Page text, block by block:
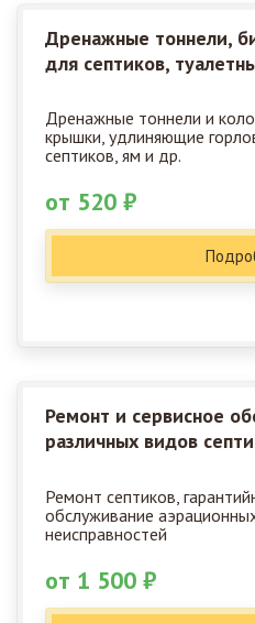
Дренажные тоннели,
для септиков,
Дренажные тоннели и
крышки, удлиняющие
септиков, ям и др.
от 520 ₽
Ремонт и сервисное
различных видов
Ремонт септиков,
обслуживание
неисправностей
от 1 500 ₽